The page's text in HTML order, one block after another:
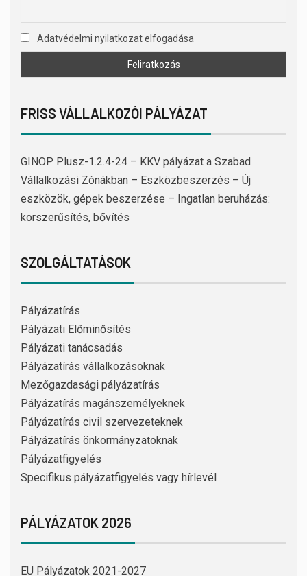
Adatvédelmi nyilatkozat elfogadása
FRISS VÁLLALKOZÓI PÁLYÁZAT
GINOP Plusz-1.2.4-24 – KKV pályázat a Szabad
Vállalkozási Zónákban – Eszközbeszerzés – Új
eszközök, gépek beszerzése – Ingatlan beruházás:
korszerűsítés, bővítés
SZOLGÁLTATÁSOK
Pályázatírás
Pályázati Előminősítés
Pályázati tanácsadás
Pályázatírás vállalkozásoknak
Mezőgazdasági pályázatírás
Pályázatírás magánszemélyeknek
Pályázatírás civil szervezeteknek
Pályázatírás önkormányzatoknak
Pályázatfigyelés
Specifikus pályázatfigyelés vagy hírlevél
PÁLYÁZATOK 2026
EU Pályázatok 2021-2027